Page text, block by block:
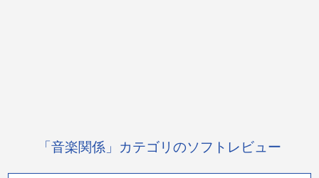
「音楽関係」カテゴリのソフトレビュー